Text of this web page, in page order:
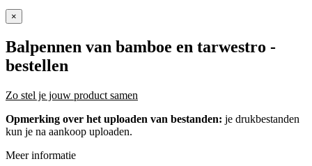
×
Balpennen van bamboe en tarwestro -
bestellen
Zo stel je jouw product samen
Opmerking over het uploaden van bestanden: je drukbestanden
kun je na aankoop uploaden.
Meer informatie